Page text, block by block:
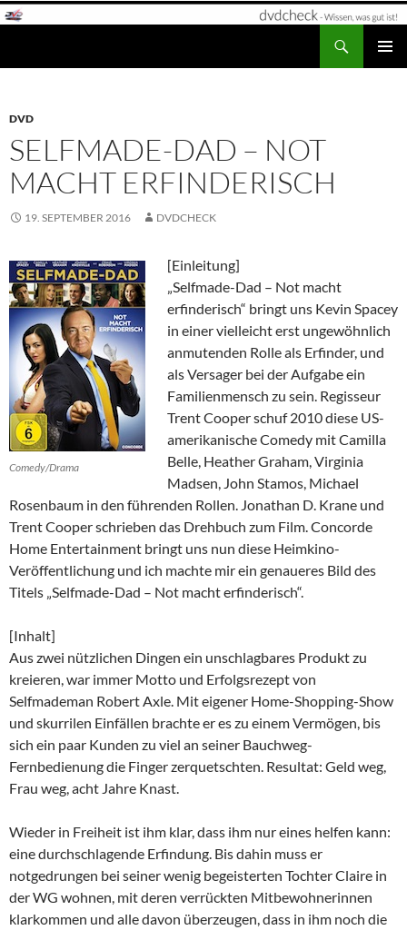
Zum
DVD
SELFMADE-DAD – NOT
MACHT ERFINDERISCH
19. SEPTEMBER 2016 DVDCHECK
Comedy/Drama
[Einleitung]
„Selfmade-Dad – Not macht
erfinderisch“ bringt uns Kevin Spacey
in einer vielleicht erst ungewöhnlich
anmutenden Rolle als Erfinder, und
als Versager bei der Aufgabe ein
Familienmensch zu sein. Regisseur
Trent Cooper schuf 2010 diese US-
amerikanische Comedy mit Camilla
Belle, Heather Graham, Virginia
Madsen, John Stamos, Michael
Rosenbaum in den führenden Rollen. Jonathan D. Krane und
Trent Cooper schrieben das Drehbuch zum Film. Concorde
Home Entertainment bringt uns nun diese Heimkino-
Veröffentlichung und ich machte mir ein genaueres Bild des
Titels „Selfmade-Dad – Not macht erfinderisch“.
[Inhalt]
Aus zwei nützlichen Dingen ein unschlagbares Produkt zu
kreieren, war immer Motto und Erfolgsrezept von
Selfmademan Robert Axle. Mit eigener Home-Shopping-Show
und skurrilen Einfällen brachte er es zu einem Vermögen, bis
sich ein paar Kunden zu viel an seiner Bauchweg-
Fernbedienung die Finger zerquetschten. Resultat: Geld weg,
Frau weg, acht Jahre Knast.
Wieder in Freiheit ist ihm klar, dass ihm nur eines helfen kann:
eine durchschlagende Erfindung. Bis dahin muss er
notgedrungen bei seiner wenig begeisterten Tochter Claire in
der WG wohnen, mit deren verrückten Mitbewohnerinnen
klarkommen und alle davon überzeugen, dass in ihm noch die